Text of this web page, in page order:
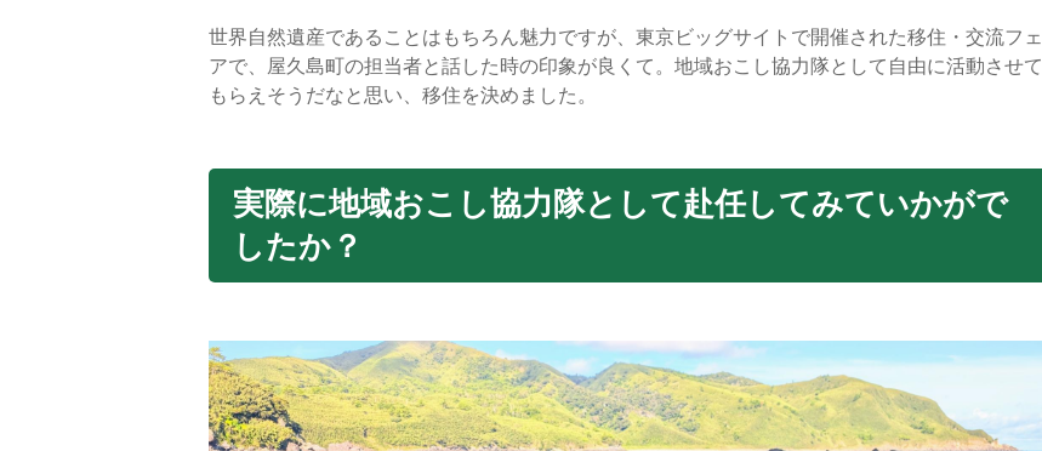
世界自然遺産であることはもちろん魅力ですが、東京ビッグサイトで開催された移住・交流フェ
アで、屋久島町の担当者と話した時の印象が良くて。地域おこし協力隊として自由に活動させて
もらえそうだなと思い、移住を決めました。
実際に地域おこし協力隊として赴任してみていかがで
したか？